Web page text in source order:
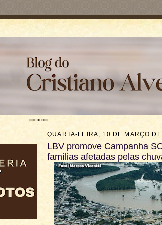
QUARTA-FEIRA, 10 DE MARÇO DE
LBV promove Campanha
famílias afetadas pelas